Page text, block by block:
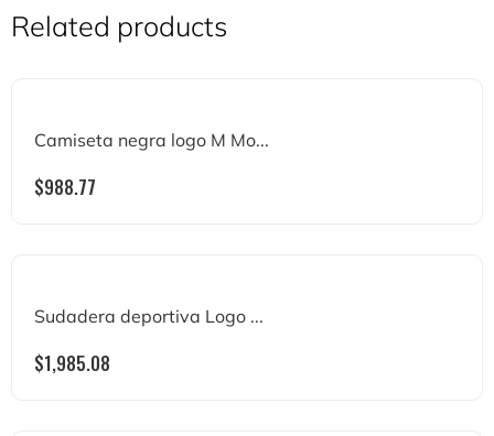
Related products
Camiseta negra logo M Mo...
$988.77
Sudadera deportiva Logo ...
$1,985.08